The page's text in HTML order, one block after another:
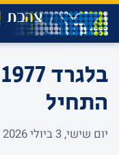
התחיל
יום שישי, 3 ביולי 2026 · מערכת צהבת